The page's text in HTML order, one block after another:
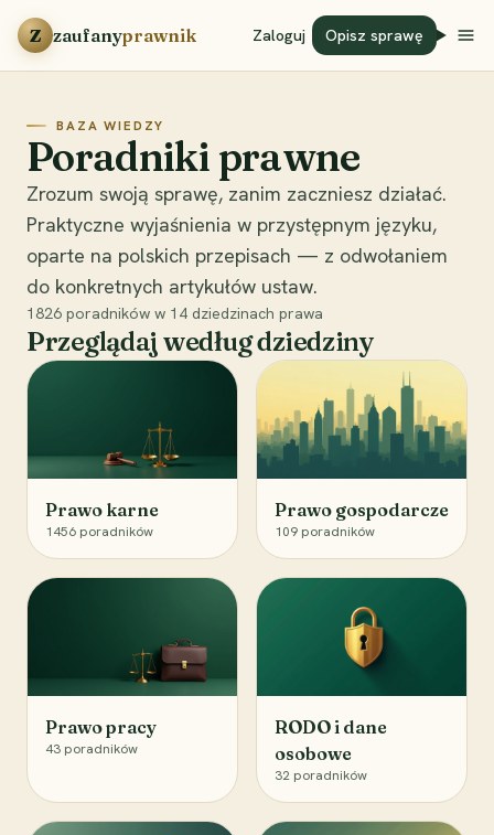
Przejdź do treści
Z zaufanyprawnik Zaloguj Opisz sprawę
BAZA WIEDZY
Poradniki prawne
Zrozum swoją sprawę, zanim zaczniesz działać.
Praktyczne wyjaśnienia w przystępnym języku,
oparte na polskich przepisach — z odwołaniem
do konkretnych artykułów ustaw.
1826 poradników w 14 dziedzinach prawa
Przeglądaj według dziedziny
Prawo karne
1456 poradników
Prawo gospodarcze
109 poradników
Prawo pracy
43 poradników
RODO i dane
osobowe
32 poradników